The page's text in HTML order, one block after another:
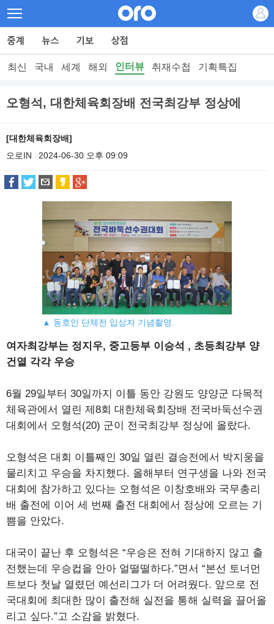
최신 국내 세계 해외 인터뷰 취재수첩 기획특집
오형석, 대한체육회장배 전국최강부 정상에
[대한체육회장배]
오로IN
2024-06-30 오후 09:09
▲ 동호인 단체전 입상자 기념촬영.
여자최강부는 정지우, 중고등부 이승석 , 초등최강부 양
건열 각각 우승
6월 29일부터 30일까지 이틀 동안 강원도 양양군 다목적
체육관에서 열린 제8회 대한체육회장배 전국바둑선수권
대회에서 오형석(20) 군이 전국최강부 정상에 올랐다.
오형석은 대회 이틀째인 30일 열린 결승전에서 박지웅을
물리치고 우승을 차지했다. 올해부터 연구생을 나와 전국
대회에 참가하고 있다는 오형석은 이창호배와 국무총리
배 출전에 이어 세 번째 출전 대회에서 정상에 오르는 기
쁨을 안았다.
대국이 끝난 후 오형석은 “우승은 전혀 기대하지 않고 출
전했는데 우승컵을 안아 얼떨떨하다.”면서 “본선 토너먼
트보다 첫날 열렸던 예선리그가 더 어려웠다. 앞으로 전
국대회에 최대한 많이 출전해 실전을 통해 실력을 끌어올
리고 싶다.”고 소감을 밝혔다.